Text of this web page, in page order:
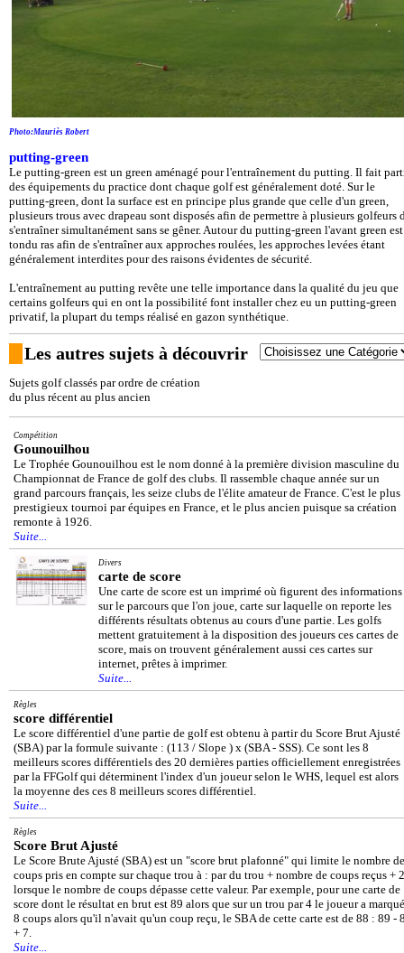
Photo:Mauriès Robert
putting-green
Le putting-green est un green aménagé pour l'entraînement du putting. Il fait
des équipements du practice dont chaque golf est généralement doté. Sur le
putting-green, dont la surface est en principe plus grande que celle d'un green,
plusieurs trous avec drapeau sont disposés afin de permettre à plusieurs golfeurs
s'entraîner simultanément sans se gêner. Autour du putting-green l'avant green est
tondu ras afin de s'entraîner aux approches roulées, les approches levées étant
généralement interdites pour des raisons évidentes de sécurité.
L'entraînement au putting revête une telle importance dans la qualité du jeu que
certains golfeurs qui en ont la possibilité font installer chez eu un putting-green
privatif, la plupart du temps réalisé en gazon synthétique.
Les autres sujets à découvrir
Sujets golf classés par ordre de création
du plus récent au plus ancien
Compétition
Gounouilhou
Le Trophée Gounouilhou est le nom donné à la première division masculine du
Championnat de France de golf des clubs. Il rassemble chaque année sur un
grand parcours français, les seize clubs de l'élite amateur de France. C'est le plus
prestigieux tournoi par équipes en France, et le plus ancien puisque sa création
remonte à 1926.
Suite...
Divers
carte de score
Une carte de score est un imprimé où figurent des informations
sur le parcours que l'on joue, carte sur laquelle on reporte les
différents résultats obtenus au cours d'une partie. Les golfs
mettent gratuitement à la disposition des joueurs ces cartes de
score, mais on trouvent généralement aussi ces cartes sur
internet, prêtes à imprimer.
Suite...
Règles
score différentiel
Le score différentiel d'une partie de golf est obtenu à partir du Score Brut Ajusté
(SBA) par la formule suivante : (113 / Slope ) x (SBA - SSS). Ce sont les 8
meilleurs scores différentiels des 20 dernières parties officiellement enregistrées
par la FFGolf qui déterminent l'index d'un joueur selon le WHS, lequel est alors
la moyenne des ces 8 meilleurs scores différentiel.
Suite...
Règles
Score Brut Ajusté
Le Score Brute Ajusté (SBA) est un "score brut plafonné" qui limite le nombre de
coups pris en compte sur chaque trou à : par du trou + nombre de coups reçus + 2
lorsque le nombre de coups dépasse cette valeur. Par exemple, pour une carte de
score dont le résultat en brut est 89 alors que sur un trou par 4 le joueur a marqué
8 coups alors qu'il n'avait qu'un coup reçu, le SBA de cette carte est de 88 : 89 -
+ 7.
Suite...